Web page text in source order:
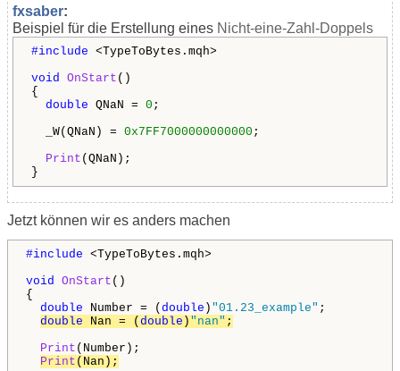
fxsaber:
Beispiel für die Erstellung eines Nicht-eine-Zahl-Doppels
#include <TypeToBytes.mqh>
void OnStart ()
{
double QNaN = 0 ;
_W(QNaN) = 0x7FF7000000000000 ;
Print (QNaN);
}
Jetzt können wir es anders machen
#include <TypeToBytes.mqh>
void OnStart ()
{
double Number = ( double ) "01.23_example" ;
double Nan = ( double ) "nan" ;
Print (Number);
Print (Nan);